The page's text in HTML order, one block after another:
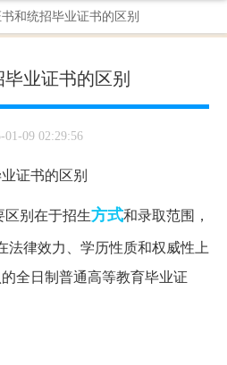
和统招毕业证书的区别
业证书的区别
01-09 02:29:56
别在于招生方式和录取范围，
法律效力、学历性质和权威性上
全日制普通高等教育毕业证